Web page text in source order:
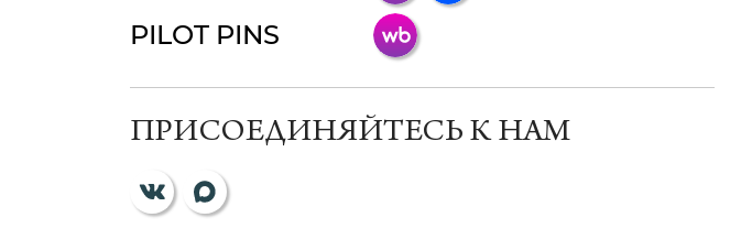
PILOT PINS
ПРИСОЕДИНЯЙТЕСЬ К НАМ
мессенджер!